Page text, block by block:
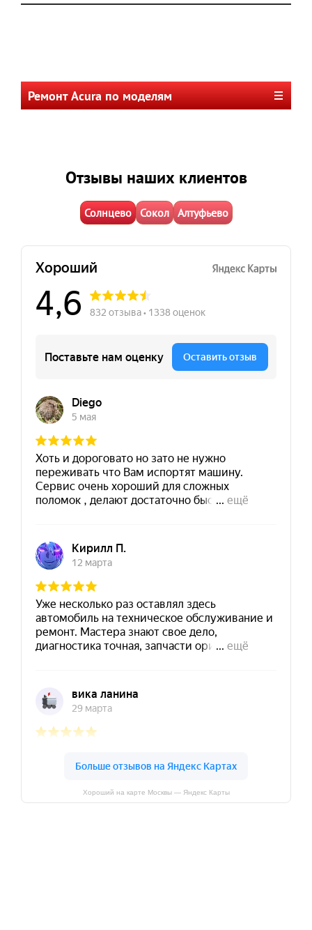
Ремонт Acura по моделям
Отзывы наших клиентов
Солнцево Сокол Алтуфьево
Хороший на карте Москвы — Яндекс Карты